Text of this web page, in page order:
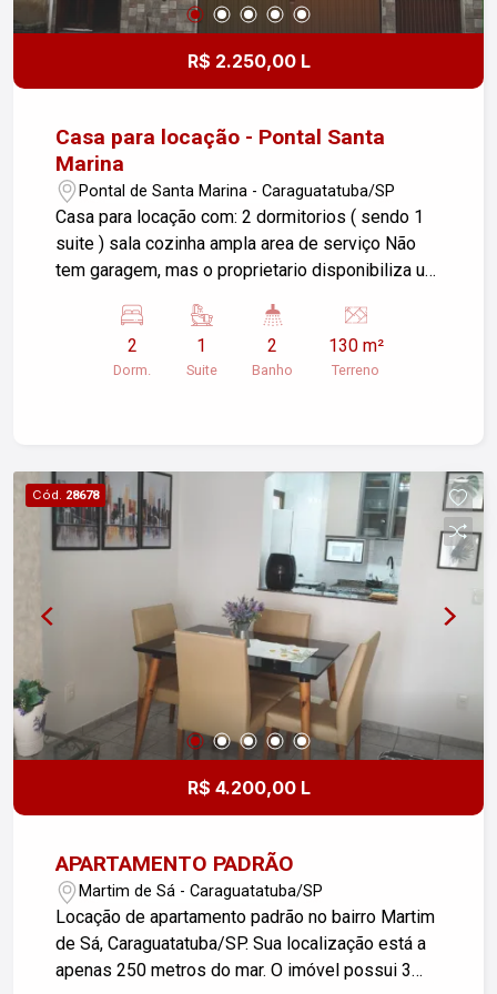
R$ 2.250,00 L
Casa para locação - Pontal Santa
Marina
Pontal de Santa Marina - Caraguatatuba/SP
Casa para locação com: 2 dormitorios ( sendo 1
suite ) sala cozinha ampla area de serviço Não
tem garagem, mas o proprietario disponibiliza um
pequeno somente ( maximo 2 ) Garantia locatícia:
seguro fiança ou caução No valor esta incluso
IPTU Água e energia solar são separados
2
Dorm.
1
Suite
2
Banho
130 m²
Terreno
Cód. 28678
R$ 4.200,00 L
APARTAMENTO PADRÃO
Martim de Sá - Caraguatatuba/SP
Locação de apartamento padrão no bairro Martim
de Sá, Caraguatatuba/SP. Sua localização está a
apenas 250 metros do mar. O imóvel possui 3